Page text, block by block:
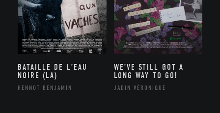
BATAILLE DE L’EAU
NOIRE (LA)
HENNOT BENJAMIN
WE’VE STILL GOT A
LONG WAY TO GO!
JADIN VÉRONIQUE